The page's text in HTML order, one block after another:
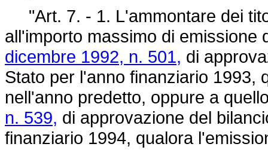
"Art. 7. - 1. L'ammontare dei
all'importo massimo di
dicembre 1992, n. 501, di
Stato per l'anno finanziario 1993,
nell'anno predetto, oppure a
n. 539, di approvazione del
finanziario 1994, qualora